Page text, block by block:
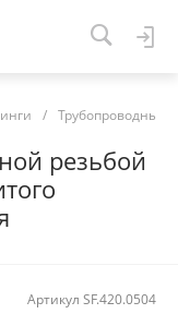
/ Трубопроводные
резьбой
Артикул SF.420.0504